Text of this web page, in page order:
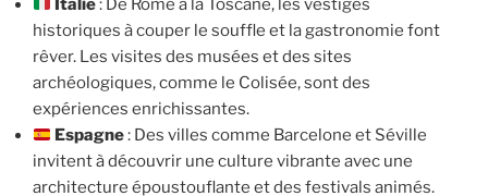
Italie: De Rome à la Toscane, les vestiges
historiques à couper le souffle et la gastronomie font
rêver. Les visites des musées et des sites
archéologiques, comme le Colisée, sont des
expériences enrichissantes.
Espagne: Des villes comme Barcelone et Séville
invitent à découvrir une culture vibrante avec une
architecture époustouflante et des festivals animés.